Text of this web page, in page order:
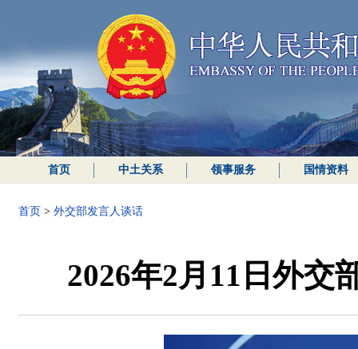
首页 中土关系 领事服务 国情资料
首页 > 外交部发言人谈话
2026年2月11日外交